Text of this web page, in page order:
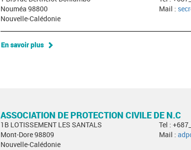
Nouméa 98800
Nouvelle-Calédonie
Mail :
En savoir plus
ASSOCIATION DE PROTECTION CIVILE DE N.C
1B LOTISSEMENT LES SANTALS
Mont-Dore 98809
Nouvelle-Calédonie
Tel :
Mail :